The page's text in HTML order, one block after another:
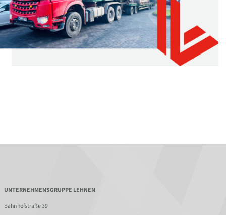
UNTERNEHMENSGRUPPE LEHNEN
Bahnhofstraße 39